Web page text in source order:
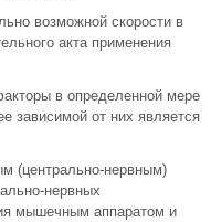
возможной скорости в
акта применения
в определенной мере
зависимой от них является
(центрально-нервным)
нервных
мышечным аппаратом и